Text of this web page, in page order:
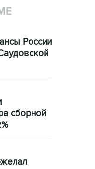
России
сборной